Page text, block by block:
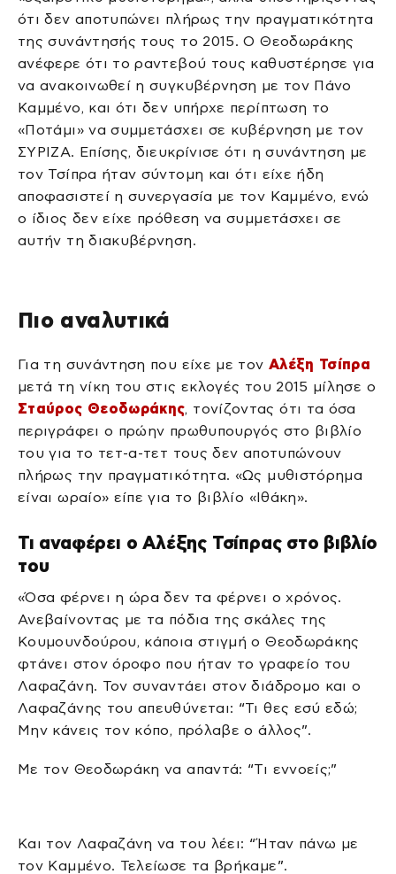
ότι δεν αποτυπώνει πλήρως την πραγματικότητα
της συνάντησής τους το 2015. Ο Θεοδωράκης
ανέφερε ότι το ραντεβού τους καθυστέρησε για
να ανακοινωθεί η συγκυβέρνηση με τον Πάνο
Καμμένο, και ότι δεν υπήρχε περίπτωση το
«Ποτάμι» να συμμετάσχει σε κυβέρνηση με τον
ΣΥΡΙΖΑ. Επίσης, διευκρίνισε ότι η συνάντηση με
τον Τσίπρα ήταν σύντομη και ότι είχε ήδη
αποφασιστεί η συνεργασία με τον Καμμένο, ενώ
ο ίδιος δεν είχε πρόθεση να συμμετάσχει σε
αυτήν τη διακυβέρνηση.
Πιο αναλυτικά
Για τη συνάντηση που είχε με τον Αλέξη Τσίπρα
μετά τη νίκη του στις εκλογές του 2015 μίλησε ο
Σταύρος Θεοδωράκης, τονίζοντας ότι τα όσα
περιγράφει ο πρώην πρωθυπουργός στο βιβλίο
του για το τετ-α-τετ τους δεν αποτυπώνουν
πλήρως την πραγματικότητα. «Ως μυθιστόρημα
είναι ωραίο» είπε για το βιβλίο «Ιθάκη».
Τι αναφέρει ο Αλέξης Τσίπρας στο βιβλίο
του
«Όσα φέρνει η ώρα δεν τα φέρνει ο χρόνος.
Ανεβαίνοντας με τα πόδια της σκάλες της
Κουμουνδούρου, κάποια στιγμή ο Θεοδωράκης
φτάνει στον όροφο που ήταν το γραφείο του
Λαφαζάνη. Τον συναντάει στον διάδρομο και ο
Λαφαζάνης του απευθύνεται: “Τι θες εσύ εδώ;
Μην κάνεις τον κόπο, πρόλαβε ο άλλος”.
Με τον Θεοδωράκη να απαντά: “Τι εννοείς;”
Και τον Λαφαζάνη να του λέει: “Ήταν πάνω με
τον Καμμένο. Τελείωσε τα βρήκαμε”.